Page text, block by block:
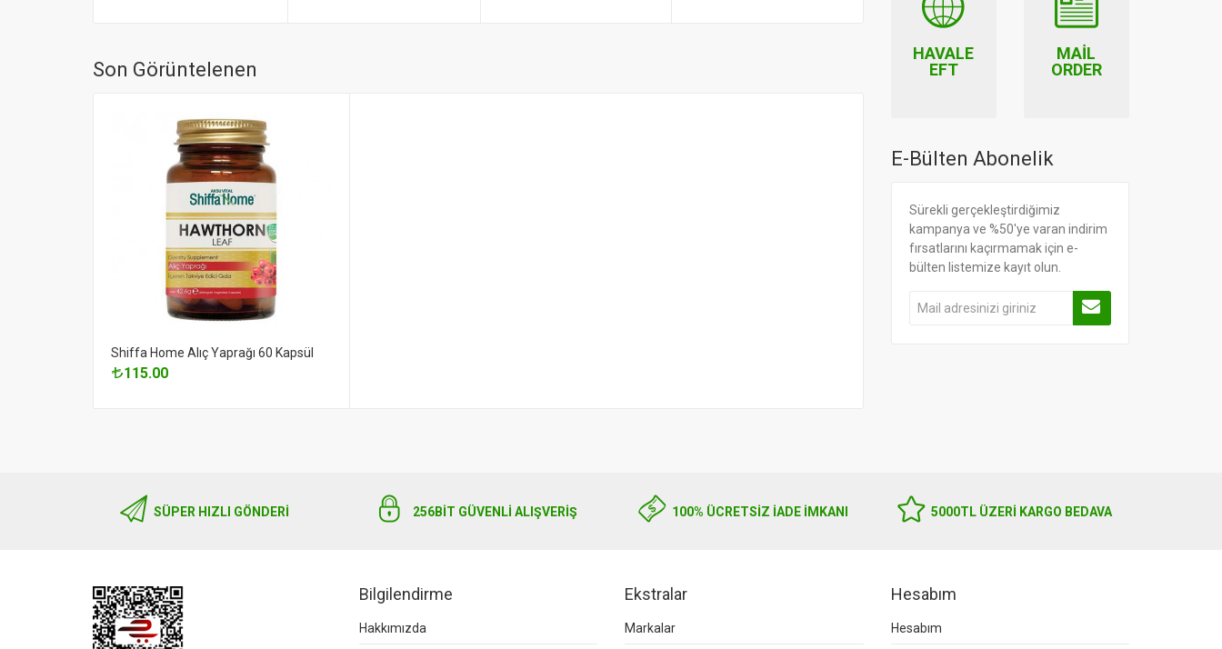
Son Görüntelenen
Shiffa Home Alıç Yaprağı 60 Kapsül
115.00
HAVALE
EFT
MAIL
ORDER
E-Bülten Abonelik
Sürekli gerçekleştirdiğimiz
kampanya ve %50'ye varan indirim
fırsatlarını kaçırmamak için e-
bülten listemize kayıt olun.
SÜPER HIZLI GÖNDERI 256BIT GÜVENLİ ALIŞVERİŞ 100% ÜCRETSİZ İADE İMKANI 5000TL ÜZERI KARGO BEDAVA
Bilgilendirme
Hakkımızda
Ekstralar
Markalar
Hesabım
Hesabım